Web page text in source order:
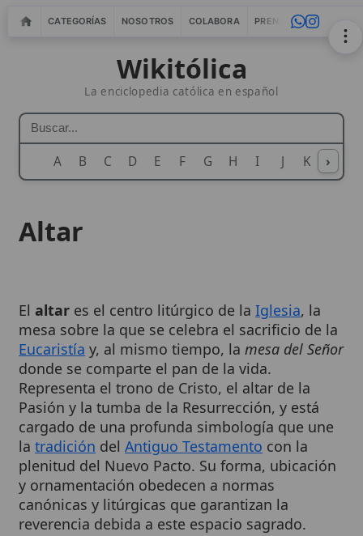
CATEGORÍAS NOSOTROS COLABORA PRENSA WEBMASTERS
Wikitólica
La enciclopedia católica en español
A B C D E F G H I J K L M
›
Eucaristíay, al mismo tiempo, lamesa del Señor
donde se comparte el pan de la vida.
Representa el trono de Cristo, el altar de la
Pasión y la tumba de la Resurrección, y está
cargado de una profunda simbología que une
latradicióndelAntiguo Testamentocon la
plenitud del Nuevo Pacto. Su forma, ubicación
y ornamentación obedecen a normas
canónicas y litúrgicas que garantizan la
reverencia debida a este espacio sagrado.
Cuadro resumen
[Datos abiertos]